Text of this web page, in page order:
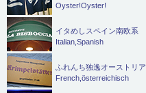
Oyster!Oyster!
イタめしスペイン南欧系
Italian,Spanish
ふれんち独逸オーストリア
French,österreichisch